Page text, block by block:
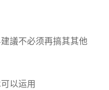
議不必须再搞其其他
以运用